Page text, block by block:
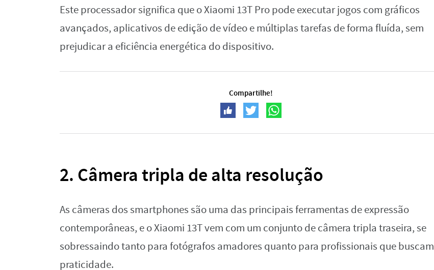
Este processador significa que o Xiaomi 13T Pro pode executar jogos com gráficos
avançados, aplicativos de edição de vídeo e múltiplas tarefas de forma fluída, sem
prejudicar a eficiência energética do dispositivo.
Compartilhe!
2. Câmera tripla de alta resolução
As câmeras dos smartphones são uma das principais ferramentas de expressão
contemporâneas, e o Xiaomi 13T vem com um conjunto de câmera tripla traseira, se
sobressaindo tanto para fotógrafos amadores quanto para profissionais que buscam
praticidade.